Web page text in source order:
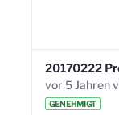
GENEHMIGT